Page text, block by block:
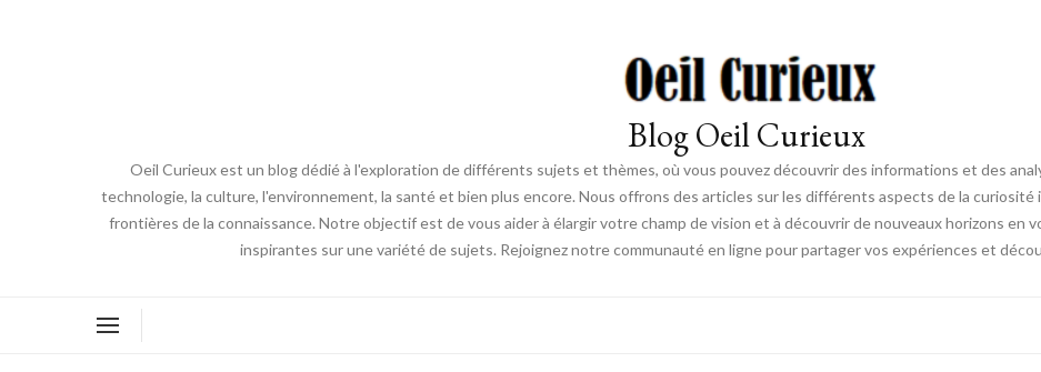
Blog Oeil Curieux
Oeil Curieux est un blog dédié à l'exploration de différents sujets et thèmes, où vous pouvez découvrir des informations et des
technologie, la culture, l'environnement, la santé et bien plus encore. Nous offrons des articles sur les différents aspects de la
frontières de la connaissance. Notre objectif est de vous aider à élargir votre champ de vision et à découvrir de nouveaux horizons
inspirantes sur une variété de sujets. Rejoignez notre communauté en ligne pour partager vos expériences et